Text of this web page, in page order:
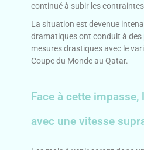
continué à subir les
La situation est devenue
dramatiques ont conduit à
mesures drastiques avec le
Coupe du Monde au Qatar.
Face à cette
avec une vitesse